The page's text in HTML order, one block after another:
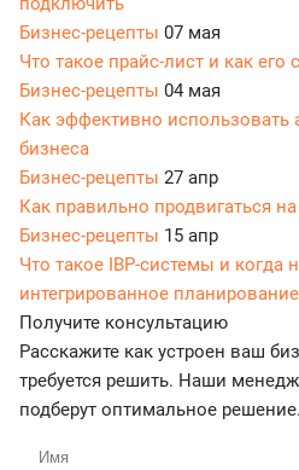
Бизнес-рецепты 07 мая
Что такое прайс-лист и как его
Бизнес-рецепты 04 мая
Как эффективно использовать
бизнеса
Бизнес-рецепты 27 апр
Как правильно продвигаться
Бизнес-рецепты 15 апр
Что такое IBP-системы и когда
интегрированное планирование
Получите консультацию
Расскажите как устроен ваш
требуется решить. Наши
подберут оптимальное решение.